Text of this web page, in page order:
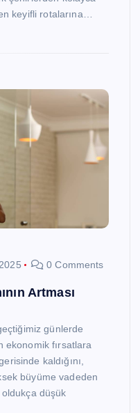
keyifli rotalarına…
0 Comments
Artması
günlerde
ekonomik fırsatlara
kaldığını,
büyüme vadeden
düşük